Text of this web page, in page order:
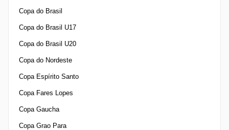
Copa do Brasil
Copa do Brasil U17
Copa do Brasil U20
Copa do Nordeste
Copa Espírito Santo
Copa Fares Lopes
Copa Gaucha
Copa Grao Para